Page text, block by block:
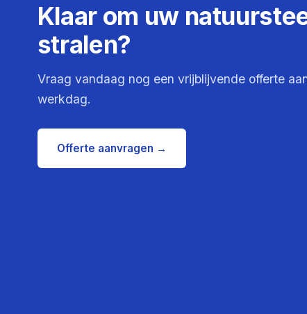
Klaar om uw
stralen?
Vraag vandaag nog een vrijblijvende offerte
werkdag.
Offerte aanvragen →